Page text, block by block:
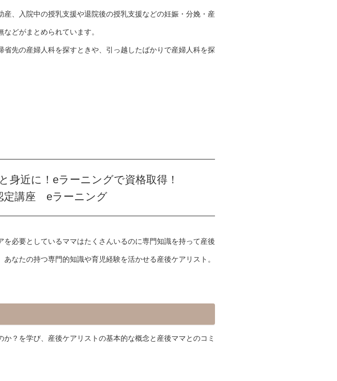
、入院中の授乳支援や退院後の授乳支援などの妊娠・分娩・産
どがまとめられています。
先の産婦人科を探すときや、引っ越したばかりで産婦人科を探
身近に！eラーニングで資格取得！
定講座 eラーニング
を必要としているママはたくさんいるのに専門知識を持って産後
なたの持つ専門的知識や育児経験を活かせる産後ケアリスト。
？を学び、産後ケアリストの基本的な概念と産後ママとのコミ